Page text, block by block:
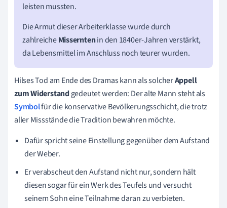
leisten mussten.
Die Armut dieser Arbeiterklasse wurde durch
zahlreicheMisserntenin den 1840er-Jahren verstärkt,
da Lebensmittel im Anschluss noch teurer wurden.
Hilses Tod am Ende des Dramas kann als solcherAppell
zum Widerstandgedeutet werden: Der alte Mann steht als
Symbolfür die konservative Bevölkerungsschicht, die trotz
aller Missstände die Tradition bewahren möchte.
Dafür spricht seine Einstellung gegenüber dem Aufstand
der Weber.
Er verabscheut den Aufstand nicht nur, sondern hält
diesen sogar für ein Werk des Teufels und versucht
seinem Sohn eine Teilnahme daran zu verbieten.